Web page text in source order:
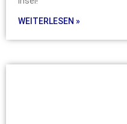
WEITERLESEN »